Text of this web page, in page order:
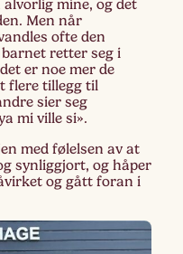
mine, og det
Men når
ofte den
retter seg i
er noe mer de
flere tillegg til
sier seg
mi ville si».
med følelsen av at
synliggjort, og håper
og gått foran i